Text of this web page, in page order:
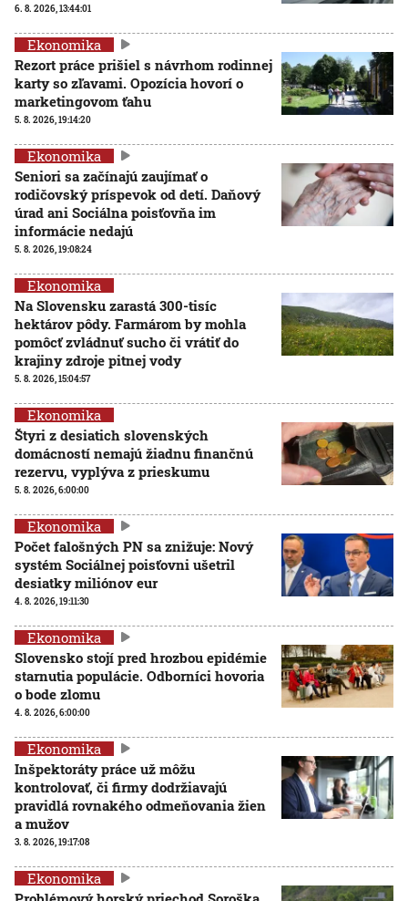
6. 8. 2026, 13:44:01
Ekonomika
Rezort práce prišiel s návrhom rodinnej
karty so zľavami. Opozícia hovorí o
marketingovom ťahu
5. 8. 2026, 19:14:20
Ekonomika
Seniori sa začínajú zaujímať o
rodičovský príspevok od detí. Daňový
úrad ani Sociálna poisťovňa im
informácie nedajú
5. 8. 2026, 19:08:24
Ekonomika
Na Slovensku zarastá 300-tisíc
hektárov pôdy. Farmárom by mohla
pomôcť zvládnuť sucho či vrátiť do
krajiny zdroje pitnej vody
5. 8. 2026, 15:04:57
Ekonomika
Štyri z desiatich slovenských
domácností nemajú žiadnu finančnú
rezervu, vyplýva z prieskumu
5. 8. 2026, 6:00:00
Ekonomika
Počet falošných PN sa znižuje: Nový
systém Sociálnej poisťovni ušetril
desiatky miliónov eur
4. 8. 2026, 19:11:30
Ekonomika
Slovensko stojí pred hrozbou epidémie
starnutia populácie. Odborníci hovoria
o bode zlomu
4. 8. 2026, 6:00:00
Ekonomika
Inšpektoráty práce už môžu
kontrolovať, či firmy dodržiavajú
pravidlá rovnakého odmeňovania žien
a mužov
3. 8. 2026, 19:17:08
Ekonomika